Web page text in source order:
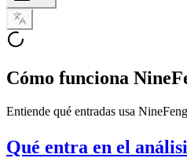
Cómo funciona
Entiende qué entradas usa
Qué entra en el